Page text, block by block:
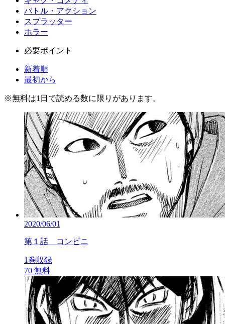
バトル・アクション
スプラッター
ホラー
必要ポイント
新着順
最初から
※無料は1日で読める数に限りがあります。
2020/06/01
第１話 コンビニ
1巻収録
70 無料